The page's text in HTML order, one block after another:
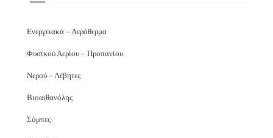
Ενεργειακά – Αερόθερμα
Φυσικού Αερίου – Προπανίου
Νερού – Λέβητες
Βιοαιθανόλης
Σόμπες